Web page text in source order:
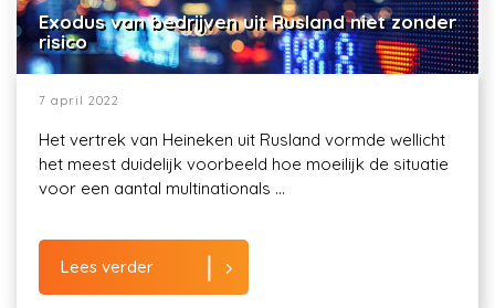
Exodus van bedrijven uit Rusland niet zonder
risico
7 april 2022
Het vertrek van Heineken uit Rusland vormde wellicht
het meest duidelijk voorbeeld hoe moeilijk de situatie
voor een aantal multinationals ...
Lees verder